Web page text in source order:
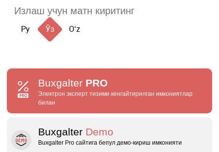
Ру Ўз Oʻz
Buxgalter PRO
Электрон эксперт тизими кенгайтирилган имкониятлар
билан
Buxgalter Demo
Buxgalter Pro сайтига бепул демо‑кириш имконияти